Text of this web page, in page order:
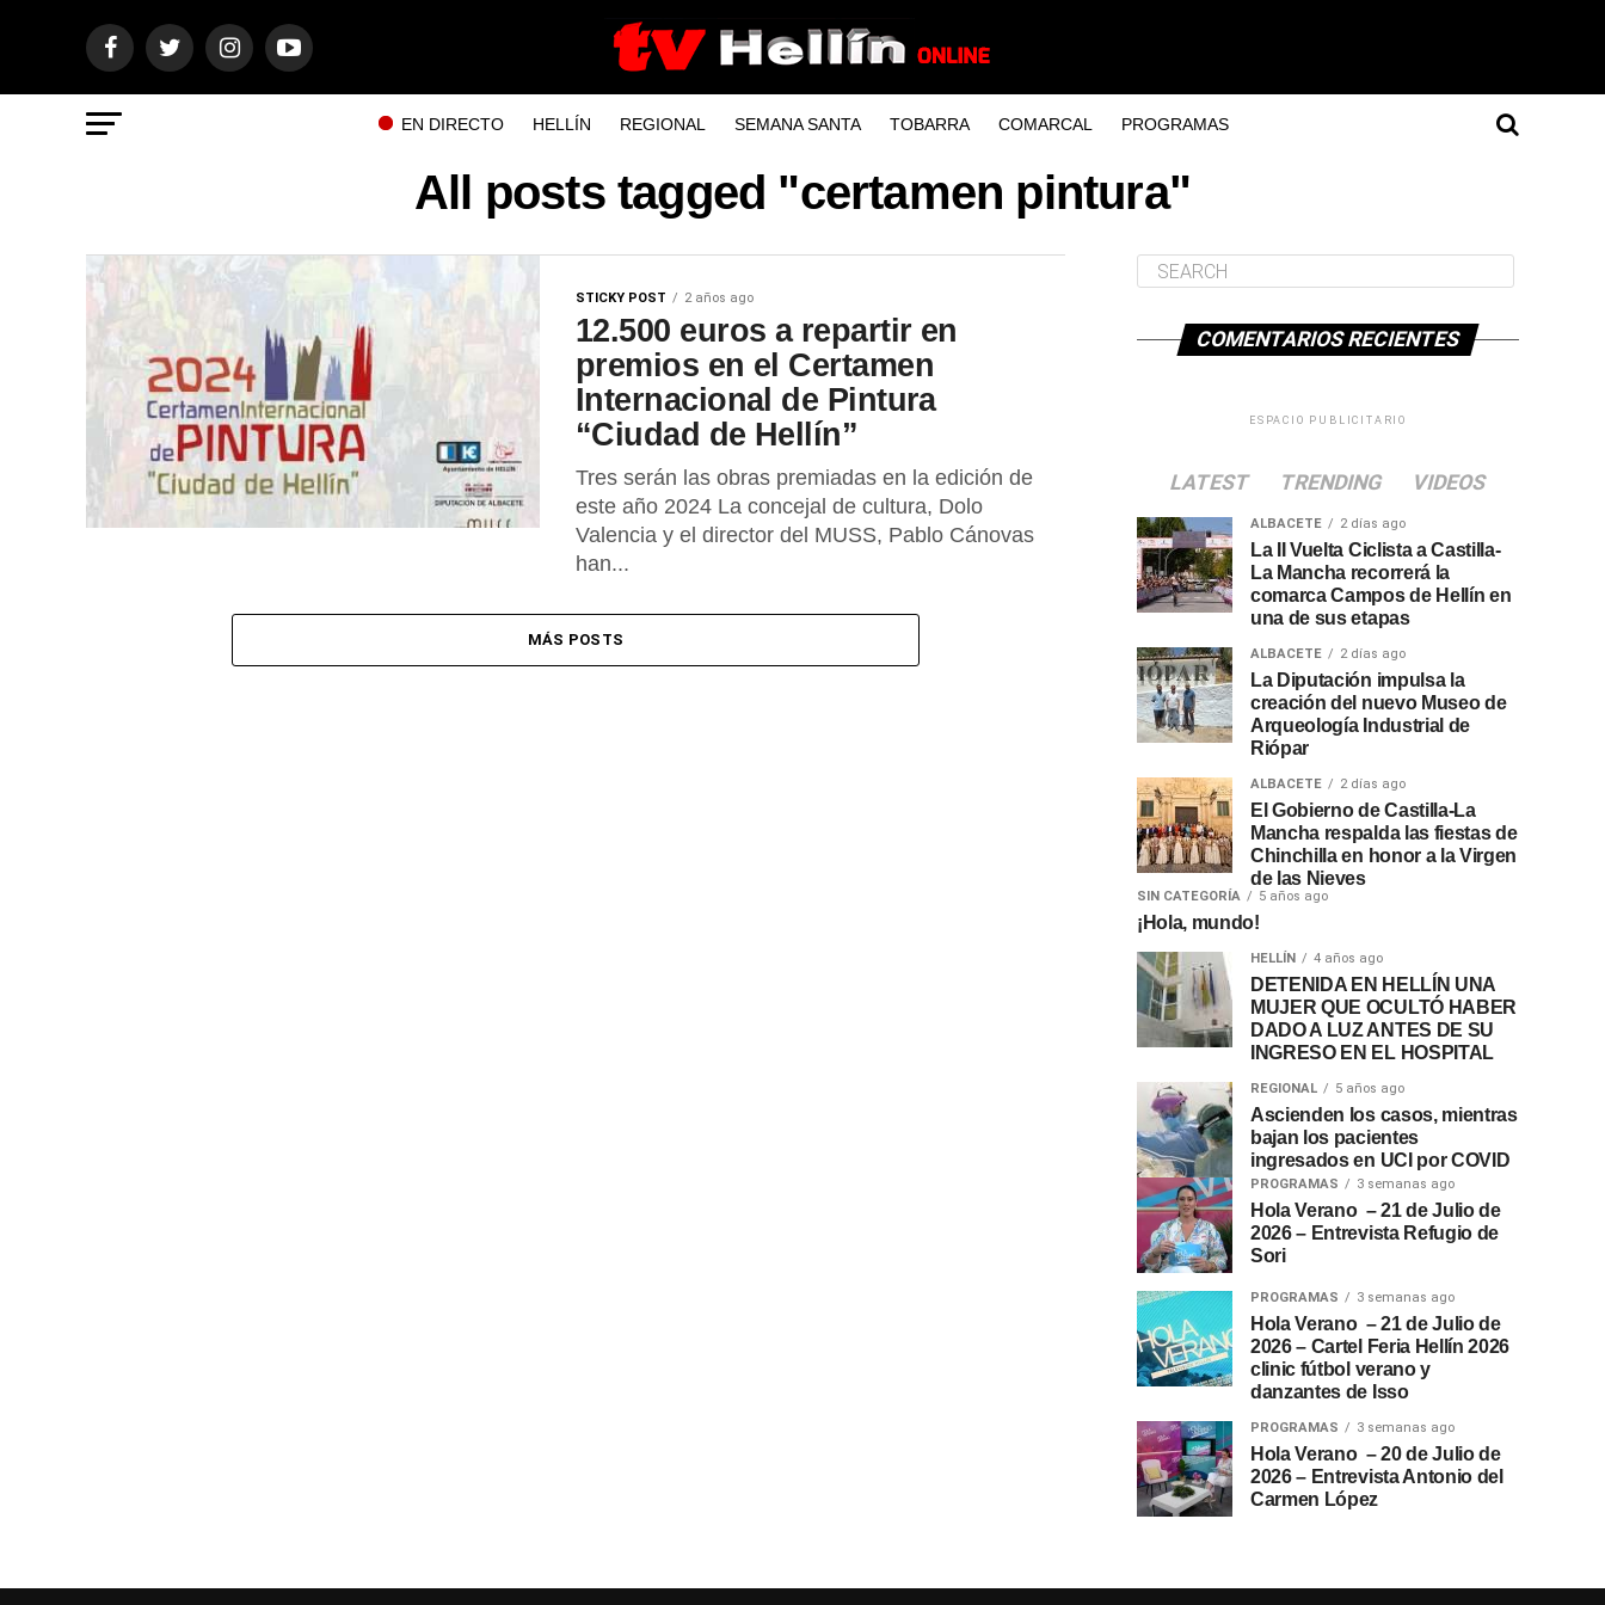
EN DIRECTO HELLÍN REGIONAL SEMANA SANTA TOBARRA COMARCAL PROGRAMAS
All posts tagged "certamen pintura"
STICKY POST 2 años ago
12.500 euros a repartir en
premios en el Certamen
Internacional de Pintura
“Ciudad de Hellín”
Tres serán las obras premiadas en la edición de
este año 2024 La concejal de cultura, Dolo
Valencia y el director del MUSS, Pablo Cánovas
han...
MÁS POSTS
COMENTARIOS RECIENTES
ESPACIO PUBLICITARIO
LATEST TRENDING VIDEOS
ALBACETE 2 días ago
La II Vuelta Ciclista a Castilla-
La Mancha recorrerá la
comarca Campos de Hellín en
una de sus etapas
ALBACETE 2 días ago
La Diputación impulsa la
creación del nuevo Museo de
Arqueología Industrial de
Riópar
ALBACETE 2 días ago
El Gobierno de Castilla-La
Mancha respalda las fiestas de
Chinchilla en honor a la Virgen
de las Nieves
SIN CATEGORÍA 5 años ago
¡Hola, mundo!
HELLÍN 4 años ago
DETENIDA EN HELLÍN UNA
MUJER QUE OCULTÓ HABER
DADO A LUZ ANTES DE SU
INGRESO EN EL HOSPITAL
REGIONAL 5 años ago
Ascienden los casos, mientras
bajan los pacientes
ingresados en UCI por COVID
PROGRAMAS 3 semanas ago
Hola Verano – 21 de Julio de
2026 – Entrevista Refugio de
Sori
PROGRAMAS 3 semanas ago
Hola Verano – 21 de Julio de
2026 – Cartel Feria Hellín 2026
clinic fútbol verano y
danzantes de Isso
PROGRAMAS 3 semanas ago
Hola Verano – 20 de Julio de
2026 – Entrevista Antonio del
Carmen López